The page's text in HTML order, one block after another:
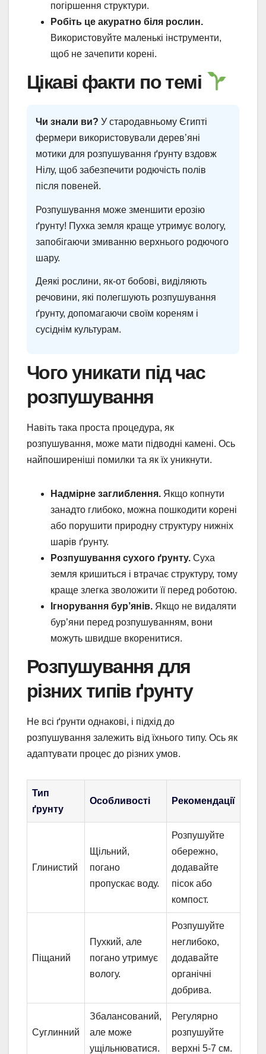
погіршення структури.
Робіть це акуратно біля рослин.
Використовуйте маленькі інструменти,
щоб не зачепити корені.
Цікаві факти по темі
Чи знали ви? У стародавньому Єгипті
фермери використовували дерев’яні
мотики для розпушування ґрунту вздовж
Нілу, щоб забезпечити родючість полів
після повеней.
Розпушування може зменшити ерозію
ґрунту! Пухка земля краще утримує вологу,
запобігаючи змиванню верхнього родючого
шару.
Деякі рослини, як-от бобові, виділяють
речовини, які полегшують розпушування
ґрунту, допомагаючи своїм кореням і
сусіднім культурам.
Чого уникати під час
розпушування
Навіть така проста процедура, як
розпушування, може мати підводні камені. Ось
найпоширеніші помилки та як їх уникнути.
Надмірне заглиблення. Якщо копнути
занадто глибоко, можна пошкодити корені
або порушити природну структуру нижніх
шарів ґрунту.
Розпушування сухого ґрунту. Суха
земля кришиться і втрачає структуру, тому
краще злегка зволожити її перед роботою.
Ігнорування бур’янів. Якщо не видаляти
бур’яни перед розпушуванням, вони
можуть швидше вкоренитися.
Розпушування для
різних типів ґрунту
Не всі ґрунти однакові, і підхід до
розпушування залежить від їхнього типу. Ось як
адаптувати процес до різних умов.
Тип
ґрунту
Особливості Рекомендації
Глинистий
Щільний,
погано
пропускає воду.
Розпушуйте
обережно,
додавайте
пісок або
компост.
Піщаний
Пухкий, але
погано утримує
вологу.
Розпушуйте
неглибоко,
додавайте
органічні
добрива.
Суглинний
Збалансований,
але може
ущільнюватися.
Регулярно
розпушуйте
верхні 5-7 см.